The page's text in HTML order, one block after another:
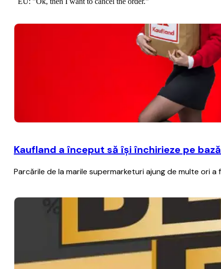
Kaufland a început să îşi închirieze pe
Parcările de la marile supermarketuri ajung de multe ori